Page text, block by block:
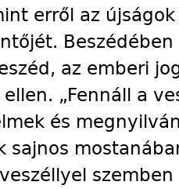
erről az
az emberi
„Fennáll a
és
sajnos